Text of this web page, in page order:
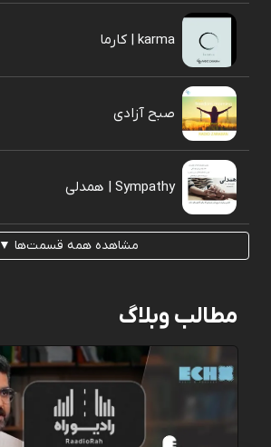
karma | کارما
صبح آزادی
Sympathy | همدلی
مشاهده همه قسمت‌ها ▼
مطالب وبلاگ